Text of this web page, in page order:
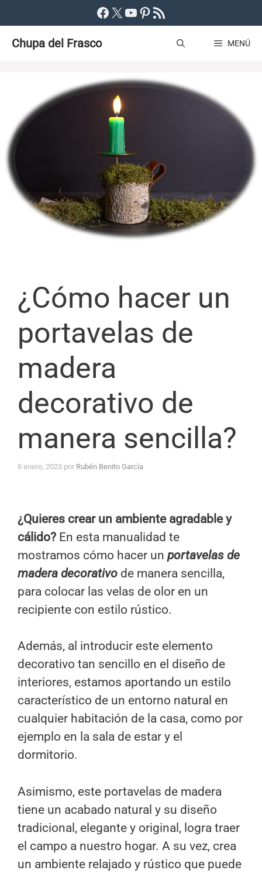
al
contenido
Facebook
X YouTube
Pinterest
Feed RSS
Chupa del Frasco MENÚ
¿Cómo hacer un
portavelas de
madera
decorativo de
manera sencilla?
8 enero, 2023 por Rubén Benito García
¿Quieres crear un ambiente agradable y
cálido? En esta manualidad te
mostramos cómo hacer un portavelas de
madera decorativo de manera sencilla,
para colocar las velas de olor en un
recipiente con estilo rústico.
Además, al introducir este elemento
decorativo tan sencillo en el diseño de
interiores, estamos aportando un estilo
característico de un entorno natural en
cualquier habitación de la casa, como por
ejemplo en la sala de estar y el
dormitorio.
Asimismo, este portavelas de madera
tiene un acabado natural y su diseño
tradicional, elegante y original, logra traer
el campo a nuestro hogar. A su vez, crea
un ambiente relajado y rústico que puede